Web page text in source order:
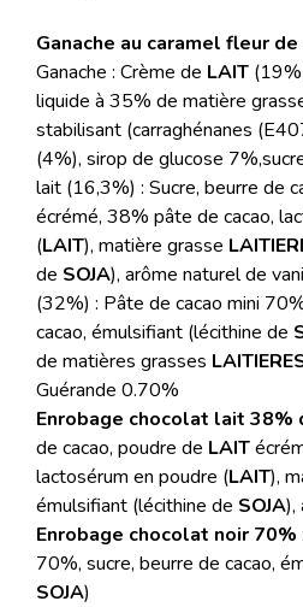
Ganache au caramel fleur
Ganache : Crème de LAIT
liquide à 35% de matière
stabilisant (carraghénanes
(4%), sirop de glucose
lait (16,3%) : Sucre, beurre de
écrémé, 38% pâte de cacao,
(LAIT), matière grasse
de SOJA), arôme naturel de
(32%) : Pâte de cacao mini
cacao, émulsifiant (lécithine de
de matières grasses
Guérande 0.70%
Enrobage chocolat lait 38%
de cacao, poudre de LAIT
lactosérum en poudre (LAIT),
émulsifiant (lécithine de SOJA),
Enrobage chocolat noir 70%
70%, sucre, beurre de cacao,
SOJA)